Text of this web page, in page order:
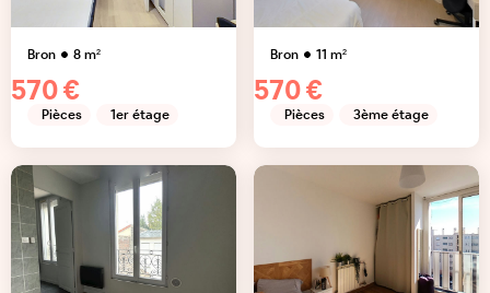
Bron 8m²
570 €
Pièces 1er étage
Bron 11 m²
570 €
Pièces 3ème étage